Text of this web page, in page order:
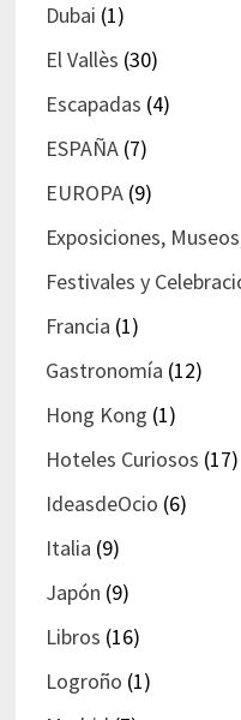
Dubai (1)
El Vallès (30)
Escapadas (4)
ESPAÑA(7)
EUROPA(9)
Exposiciones,
Festivales y
Francia (1)
Gastronomía (12)
Hong Kong (1)
Hoteles Curiosos (17)
IdeasdeOcio (6)
Italia (9)
Japón (9)
Libros (16)
Logroño (1)